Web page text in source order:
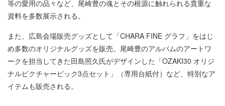
等の愛用の品々など、尾崎豊の魂とその根源に触れられる貴重な
資料を多数展示される。
また、広島会場販売グッズとして「CHARA FINE グラフ」をはじ
め多数のオリジナルグッズを販売。尾崎豊のアルバムのアートワ
ークを担当してきた田島照久氏がデザインした「OZAKI30 オリジ
ナルピクチャーピック3点セット」（専用台紙付）など、特別なア
イテムも販売される。